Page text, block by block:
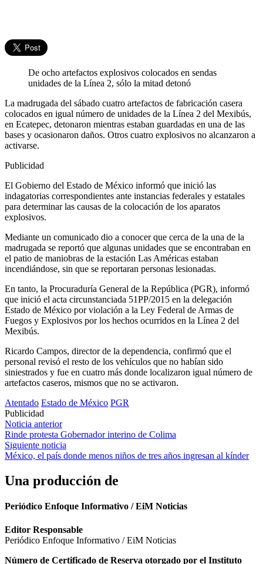
De ocho artefactos explosivos colocados en sendas
unidades de la Línea 2, sólo la mitad detonó
La madrugada del sábado cuatro artefactos de fabricación casera
colocados en igual número de unidades de la Línea 2 del Mexibús,
en Ecatepec, detonaron mientras estaban guardadas en una de las
bases y ocasionaron daños. Otros cuatro explosivos no alcanzaron a
activarse.
Publicidad
El Gobierno del Estado de México informó que inició las
indagatorias correspondientes ante instancias federales y estatales
para determinar las causas de la colocación de los aparatos
explosivos.
Mediante un comunicado dio a conocer que cerca de la una de la
madrugada se reportó que algunas unidades que se encontraban en
el patio de maniobras de la estación Las Américas estaban
incendiándose, sin que se reportaran personas lesionadas.
En tanto, la Procuraduría General de la República (PGR), informó
que inició el acta circunstanciada 51PP/2015 en la delegación
Estado de México por violación a la Ley Federal de Armas de
Fuegos y Explosivos por los hechos ocurridos en la Línea 2 del
Mexibús.
Ricardo Campos, director de la dependencia, confirmó que el
personal revisó el resto de los vehículos que no habían sido
siniestrados y fue en cuatro más donde localizaron igual número de
artefactos caseros, mismos que no se activaron.
Atentado Estado de México PGR
Publicidad
Navegación
de
entradas
Noticia anterior
Rinde protesta Gobernador interino de Colima
Siguiente noticia
México, el país donde menos niños de tres años ingresan al kínder
Una producción de
Periódico Enfoque Informativo / EiM Noticias
Editor Responsable
Periódico Enfoque Informativo / EiM Noticias
Número de Certificado de Reserva otorgado por el Instituto